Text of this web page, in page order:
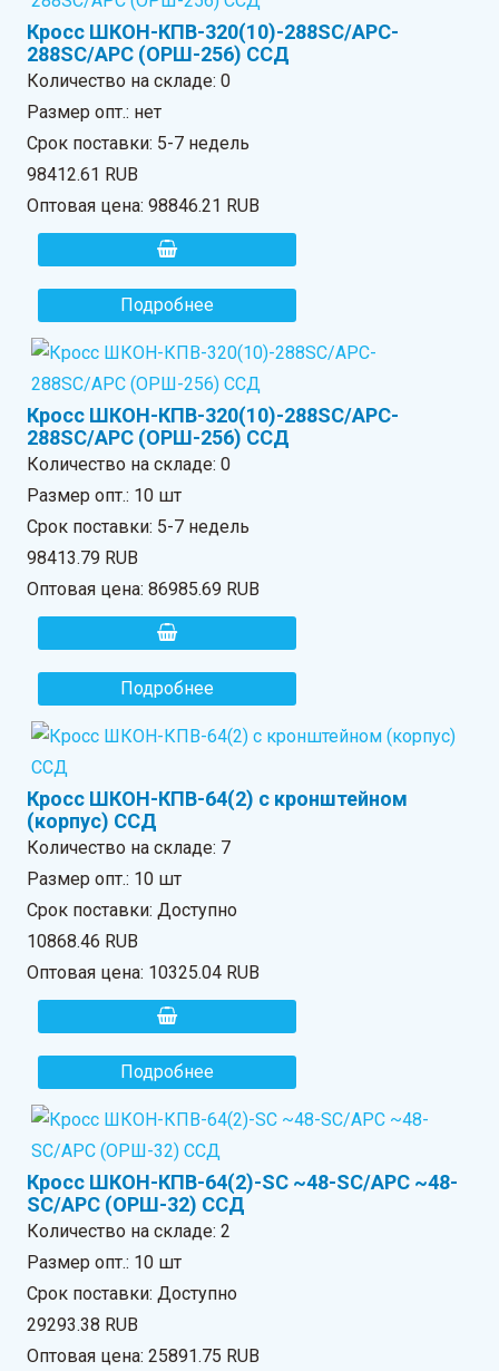
Кросс ШКОН-КПВ-320(10)-288SC/APC-
288SC/APC (ОРШ-256) ССД
Количество на складе:0
Размер опт.: нет
Срок поставки: 5-7 недель
98412.61 RUB
Оптовая цена:98846.21 RUB
Подробнее
Кросс ШКОН-КПВ-320(10)-288SC/APC-
288SC/APC (ОРШ-256) ССД
Количество на складе:0
Размер опт.: 10 шт
Срок поставки: 5-7 недель
98413.79 RUB
Оптовая цена:86985.69 RUB
Подробнее
Кросс ШКОН-КПВ-64(2) с кронштейном
(корпус) ССД
Количество на складе: 7
Размер опт.: 10 шт
Срок поставки: Доступно
10868.46 RUB
Оптовая цена: 10325.04 RUB
Подробнее
Кросс ШКОН-КПВ-64(2)-SC ~48-SC/APC ~48-
SC/APC (ОРШ-32) ССД
Количество на складе:2
Размер опт.: 10 шт
Срок поставки: Доступно
29293.38 RUB
Оптовая цена:25891.75 RUB